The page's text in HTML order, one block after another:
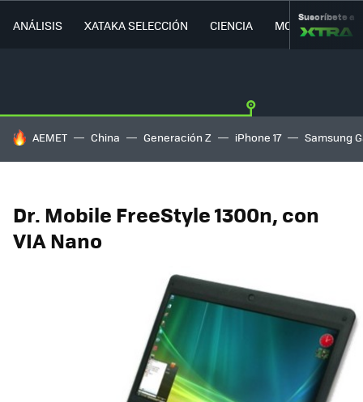
ANÁLISIS XATAKA SELECCIÓN CIENCIA MOVILIDAD
Suscríbete a
HOY SE HABLA DE
AEMET China Generación Z iPhone 17 Samsung
Dr. Mobile FreeStyle 1300n, con
VIA Nano